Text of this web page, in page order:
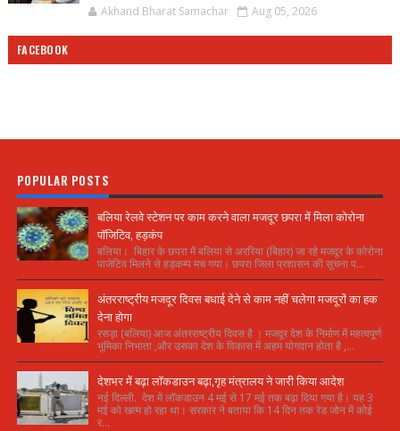
Akhand Bharat Samachar Aug 05, 2026
FACEBOOK
POPULAR POSTS
बलिया रेलवे स्टेशन पर काम करने वाला मजदूर छपरा में मिला कोरोना
पॉजिटिव, हड़कंप
बलिया। बिहार के छपरा में बलिया से अररिया (बिहार) जा रहे मजदूर के कोरोना
पाजेटिव मिलने से हड़कम्प मच गया। छपरा जिला प्रशासन की सूचना प...
अंतरराष्ट्रीय मजदूर दिवस बधाई देने से काम नहीं चलेगा मजदूरों का हक
देना होगा
रसड़ा (बलिया) आज अंतरराष्ट्रीय दिवस है । मजदूर देश के निर्माण में महत्वपूर्ण
भूमिका निभाता ,और उसका देश के विकास में अहम योगदान होता है ,...
देशभर में बढ़ा लॉकडाउन बढ़ा,गृह मंत्रालय ने जारी किया आदेश
नई दिल्ली. देश में लॉकडाउन 4 मई से 17 मई तक बढ़ा दिया गया है। यह 3
मई को खत्म हो रहा था। सरकार ने बताया कि 14 दिन तक रेड जोन में कोई
र...